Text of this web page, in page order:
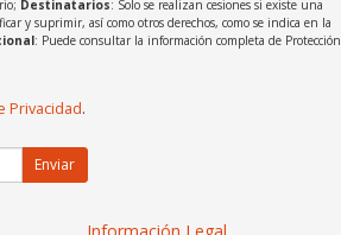
Destinatarios: Solo se realizan cesiones si existe una
y suprimir, así como otros derechos, como se indica en la
: Puede consultar la información completa de
Privacidad.
Enviar